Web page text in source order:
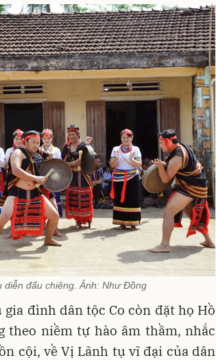
diễn đấu chiêng. Ảnh: Như Đồng
đình dân tộc Co còn đặt họ Hồ
theo niềm tự hào âm thầm, nhắc
cội, về Vị Lãnh tụ vĩ đại của dân